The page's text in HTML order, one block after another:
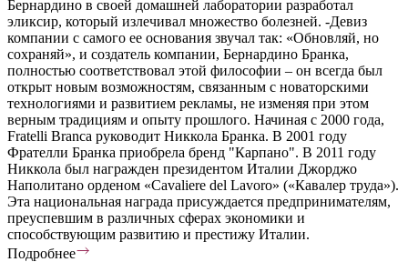
Бернардино в своей домашней лаборатории разработал
эликсир, который излечивал множество болезней. -Девиз
компании с самого ее основания звучал так: «Обновляй, но
сохраняй», и создатель компании, Бернардино Бранка,
полностью соответствовал этой философии – он всегда был
открыт новым возможностям, связанным с новаторскими
технологиями и развитием рекламы, не изменяя при этом
верным традициям и опыту прошлого. Начиная с 2000 года,
Fratelli Branca руководит Никкола Бранка. В 2001 году
Фрателли Бранка приобрела бренд "Карпано". В 2011 году
Никкола был награжден президентом Италии Джорджо
Наполитано орденом «Cavaliere del Lavoro» («Кавалер труда»).
Эта национальная награда присуждается предпринимателям,
преуспевшим в различных сферах экономики и
способствующим развитию и престижу Италии.
Подробнее